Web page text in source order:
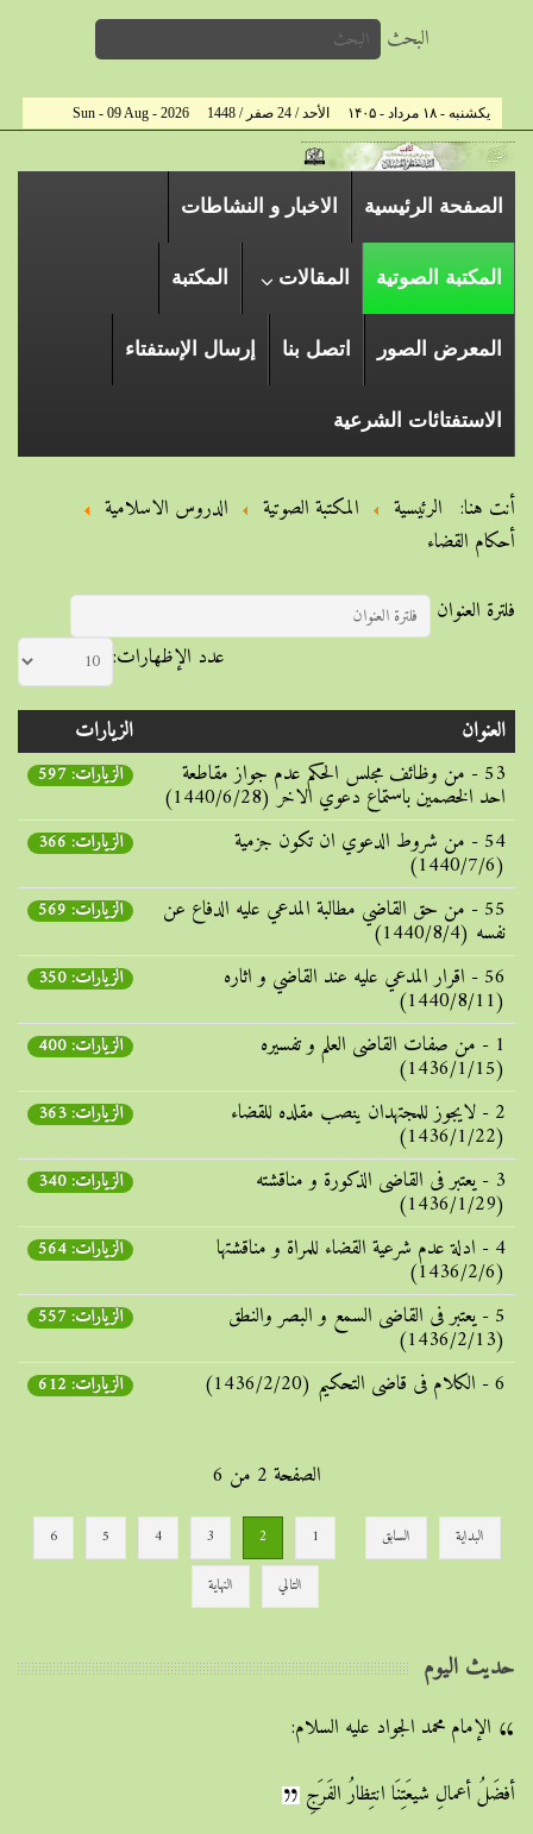
البحث
یکشنبه - ۱۸ مرداد - ۱۴۰۵ الأحد / 24 صفر / 1448 Sun - 09 Aug - 2026
الصفحة الرئیسیة الاخبار و النشاطات
المكتبة الصوتية المقالات المكتبة
المعرض الصور اتصل بنا إرسال الإستفتاء
الاستفتائات الشرعية
أنت هنا: الرئيسية المكتبة الصوتية
الدروس الاسلامیة
أحکام القضاء
فلترة العنوان
عدد الإظهارات:
العنوان
الزيارات
53 - من وظائف مجلس الحکم عدم جواز مقاطعة
احد الخصمين باستماع دعوي الاخر (1440/6/28)
الزيارات: 597
54 - من شروط الدعوي ان تکون جزمية
(1440/7/6)
الزيارات: 366
55 - من حق القاضي مطالبة المدعي عليه الدفاع عن
نفسه (1440/8/4)
الزيارات: 569
56 - اقرار المدعي عليه عند القاضي و اثاره
(1440/8/11)
الزيارات: 350
1 - من صفات القاضی العلم و تفسیره
(1436/1/15)
الزيارات: 400
2 - لایجوز للمجتهدان ینصب مقلده للقضاء
(1436/1/22)
الزيارات: 363
3 - یعتبر فی القاضی الذکورة و مناقشته
(1436/1/29)
الزيارات: 340
4 - ادلة عدم شرعیة القضاء للمراة و مناقشتها
(1436/2/6)
الزيارات: 564
5 - یعتبر فی القاضی السمع و البصر والنطق
(1436/2/13)
الزيارات: 557
6 - الکلام فی قاضی التحکیم (1436/2/20) الزيارات: 612
الصفحة 2 من 6
البداية السابق 1
2
3
4
5
6
التالي
النهاية
حديث اليوم
الإمام محمد الجواد عليه السلام:
أفضَلُ أعمالِ شيعَتِنَا انتِظارُ الفَرَجِ